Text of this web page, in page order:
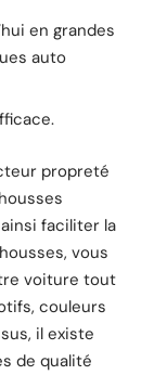
en grandes
auto
propreté
faciliter la
vous
voiture tout
couleurs
il existe
de qualité